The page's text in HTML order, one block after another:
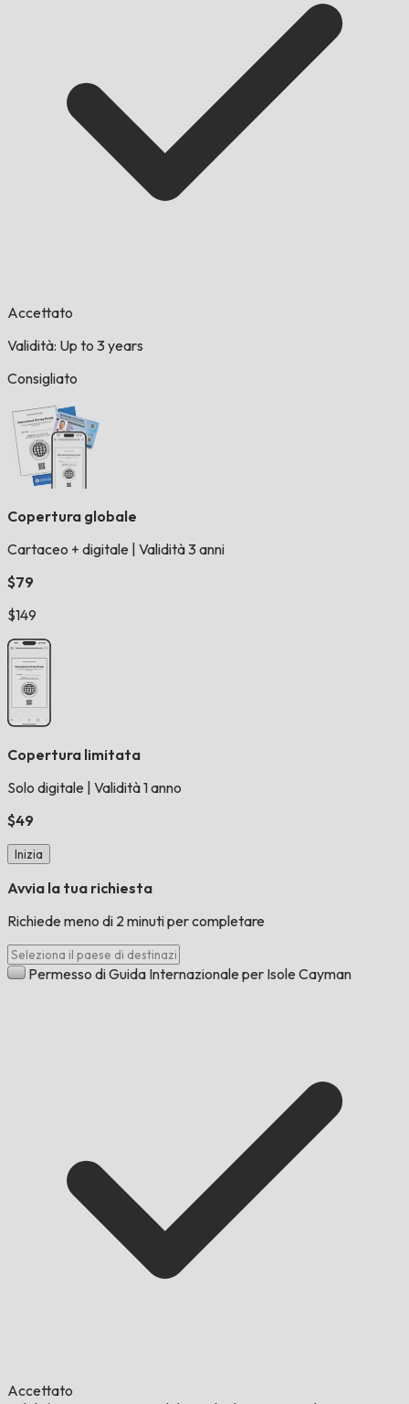
Accettato
Validità: Up to 3 years
Consigliato
Copertura globale
Cartaceo + digitale Validità 3 anni
$79
$149
Copertura limitata
Solo digitale Validità 1 anno
$49
Inizia
Avvia la tua richiesta
Richiede meno di 2 minuti per completare
Permesso di Guida Internazionale per Isole Cayman
Accettato